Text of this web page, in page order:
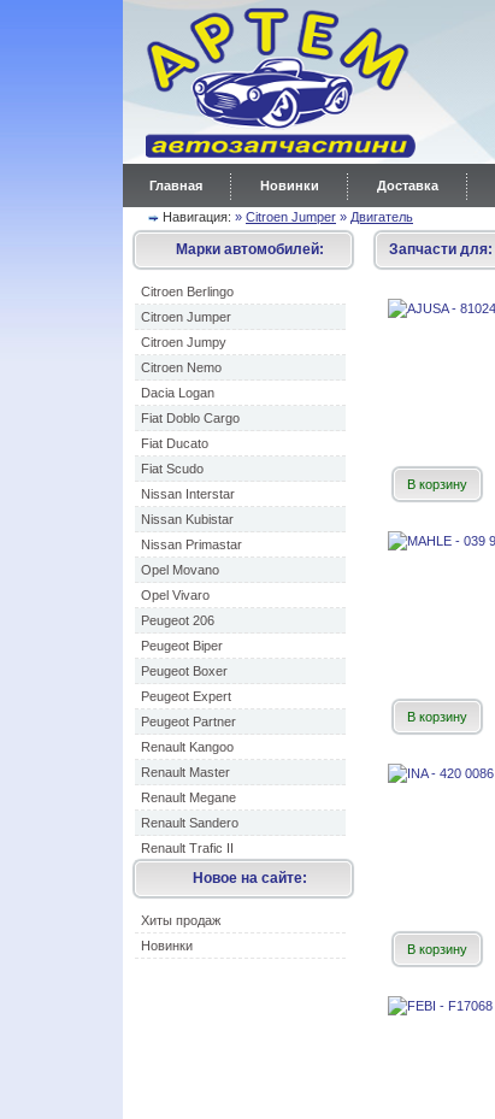
Главная Новинки Доставка
Навигация: » Citroen Jumper » Двигатель
Марки автомобилей:
Citroen Berlingo
Citroen Jumper
Citroen Jumpy
Citroen Nemo
Dacia Logan
Fiat Doblo Cargo
Fiat Ducato
Fiat Scudo
Nissan Interstar
Nissan Kubistar
Nissan Primastar
Opel Movano
Opel Vivaro
Peugeot 206
Peugeot Biper
Peugeot Boxer
Peugeot Expert
Peugeot Partner
Renault Kangoo
Renault Master
Renault Megane
Renault Sandero
Renault Trafic II
Новое на сайте:
Хиты продаж
Новинки
Запчасти для:
В корзину
В корзину
В корзину